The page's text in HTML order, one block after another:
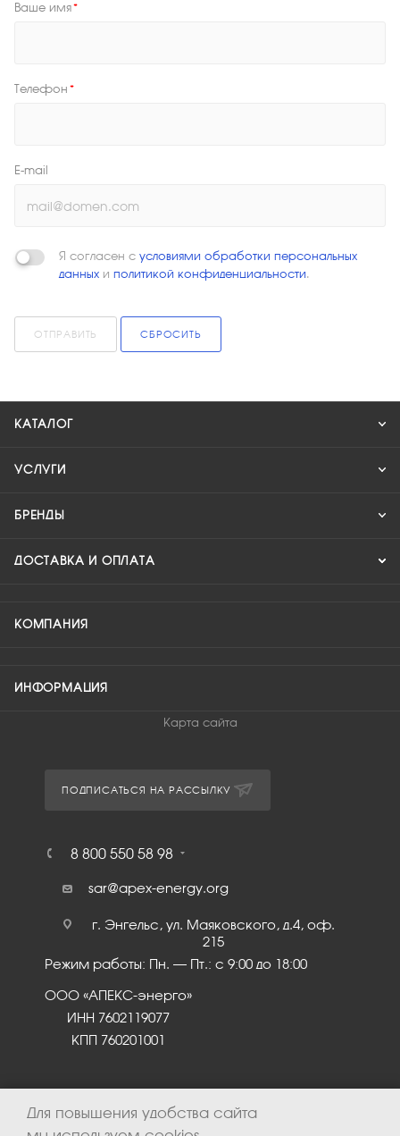
Ваше имя*
Телефон *
E-mail
Я согласен с условиями обработки персональных
данных и политикой конфиденциальности.
ОТПРАВИТЬ СБРОСИТЬ
КАТАЛОГ
УСЛУГИ
БРЕНДЫ
ДОСТАВКА И ОПЛАТА
КОМПАНИЯ
ИНФОРМАЦИЯ
Карта сайта
ПОДПИСАТЬСЯ НА РАССЫЛКУ
8 800 550 58 98
sar@apex-energy.org
г. Энгельс, ул. Маяковского, д.4, оф.
215
Режим работы: Пн. – Пт.: с 9:00 до 18:00
ООО «АПЕКС-энерго»
ИНН 7602119077
КПП 760201001
Для повышения удобства сайта